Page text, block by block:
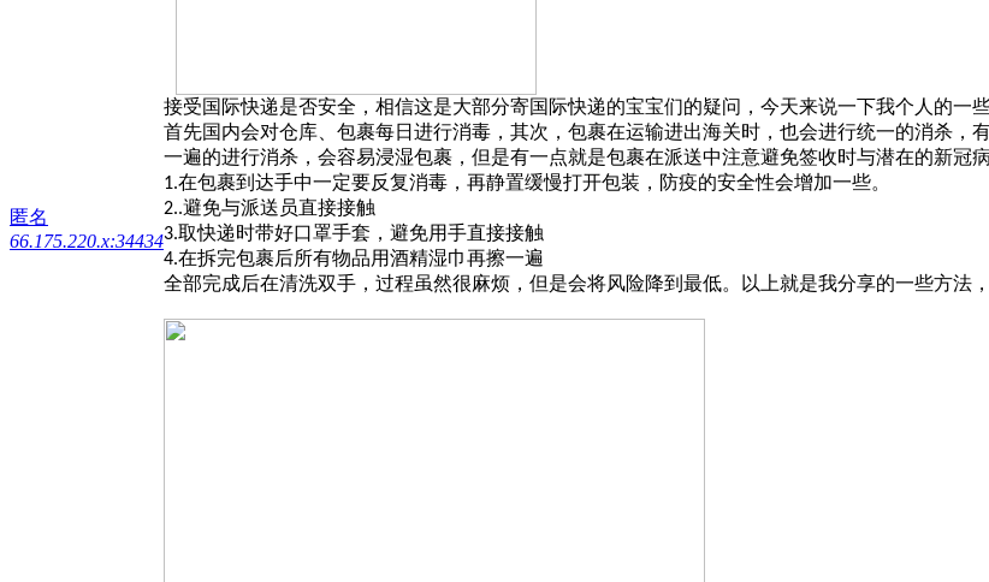
匿名
66.175.220.x:34434
接受国际快递是否安全，相信这是大部分寄国际快递的宝宝们的疑问，今天来说一下我个人的一
首先国内会对仓库、包裹每日进行消毒，其次，包裹在运输进出海关时，也会进行统一的消杀
一遍的进行消杀，会容易浸湿包裹，但是有一点就是包裹在派送中注意避免签收时与潜在的新冠
1.在包裹到达手中一定要反复消毒，再静置缓慢打开包装，防疫的安全性会增加一些。
2..避免与派送员直接接触
3.取快递时带好口罩手套，避免用手直接接触
4.在拆完包裹后所有物品用酒精湿巾再擦一遍
全部完成后在清洗双手，过程虽然很麻烦，但是会将风险降到最低。以上就是我分享的一些方法